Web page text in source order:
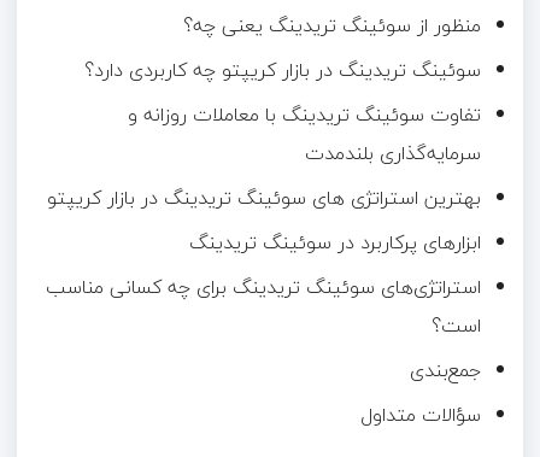
منظور از سوئینگ تریدینگ یعنی چه؟
سوئینگ تریدینگ در بازار کریپتو چه کاربردی دارد؟
تفاوت سوئینگ تریدینگ با معاملات روزانه و
سرمایه‌گذاری بلندمدت
بهترین استراتژی‌ های سوئینگ تریدینگ در بازار کریپتو
ابزارهای پرکاربرد در سوئینگ تریدینگ
استراتژی‌های سوئینگ تریدینگ برای چه کسانی مناسب
است؟
جمع‌بندی
سؤالات متداول